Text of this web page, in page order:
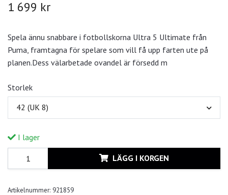
1 699 kr
Spela ännu snabbare i fotbollskorna Ultra 5 Ultimate från
Puma, framtagna för spelare som vill få upp farten ute på
planen.Dess välarbetade ovandel är försedd m
Storlek
42 (UK 8)
I lager
LÄGG I KORGEN
Artikelnummer: 921859